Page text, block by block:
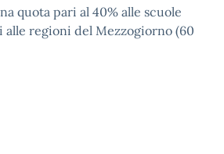
quota pari al 40% alle scuole
regioni del Mezzogiorno (60